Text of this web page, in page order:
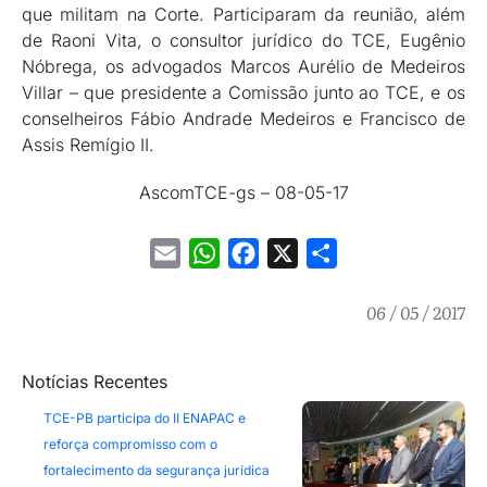
que militam na Corte. Participaram da reunião, além
de Raoni Vita, o consultor jurídico do TCE, Eugênio
Nóbrega, os advogados Marcos Aurélio de Medeiros
Villar – que presidente a Comissão junto ao TCE, e os
conselheiros Fábio Andrade Medeiros e Francisco de
Assis Remígio II.
AscomTCE-gs – 08-05-17
Email WhatsAppFacebook
06 / 05 / 2017
Notícias Recentes
TCE-PB participa do II ENAPAC e
reforça compromisso com o
fortalecimento da segurança jurídica